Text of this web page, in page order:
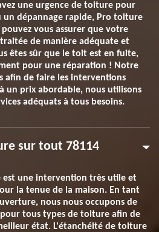
une urgence de toiture pour
dépannage rapide, Pro toiture
vous assurer que votre
de manière adéquate et
êtes sûr que le toit est en fuite,
pour une réparation ! Notre
afin de faire les interventions
un prix abordable, nous utilisons
adéquats à tous besoins.
sur tout 78114
est une intervention très utile et
la tenue de la maison. En tant
nous nous occupons de
tous types de toiture afin de
état. L'étanchéité de toiture